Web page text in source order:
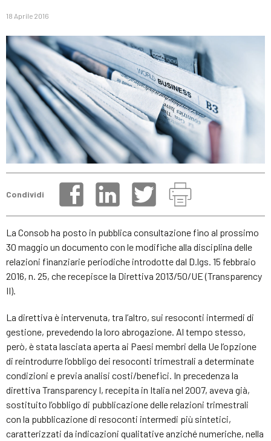
18 Aprile 2016
Condividi
La Consob ha posto in pubblica consultazione fino al prossimo
30 maggio un documento con le modifiche alla disciplina delle
relazioni finanziarie periodiche introdotte dal D.lgs. 15 febbraio
2016, n. 25, che recepisce la Direttiva 2013/50/UE (Transparency
II).
La direttiva è intervenuta, tra l’altro, sui resoconti intermedi di
gestione, prevedendo la loro abrogazione. Al tempo stesso,
però, è stata lasciata aperta ai Paesi membri della Ue l’opzione
di reintrodurre l’obbligo dei resoconti trimestrali a determinate
condizioni e previa analisi costi/benefici. In precedenza la
direttiva Transparency I, recepita in Italia nel 2007, aveva già,
sostituito l’obbligo di pubblicazione delle relazioni trimestrali
con la pubblicazione di resoconti intermedi più sintetici,
caratterizzati da indicazioni qualitative anziché numeriche, nella